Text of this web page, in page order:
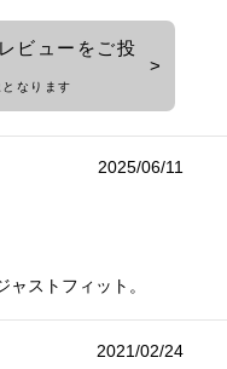
ビューをご投
なります
2025/06/11
ストフィット。
2021/02/24